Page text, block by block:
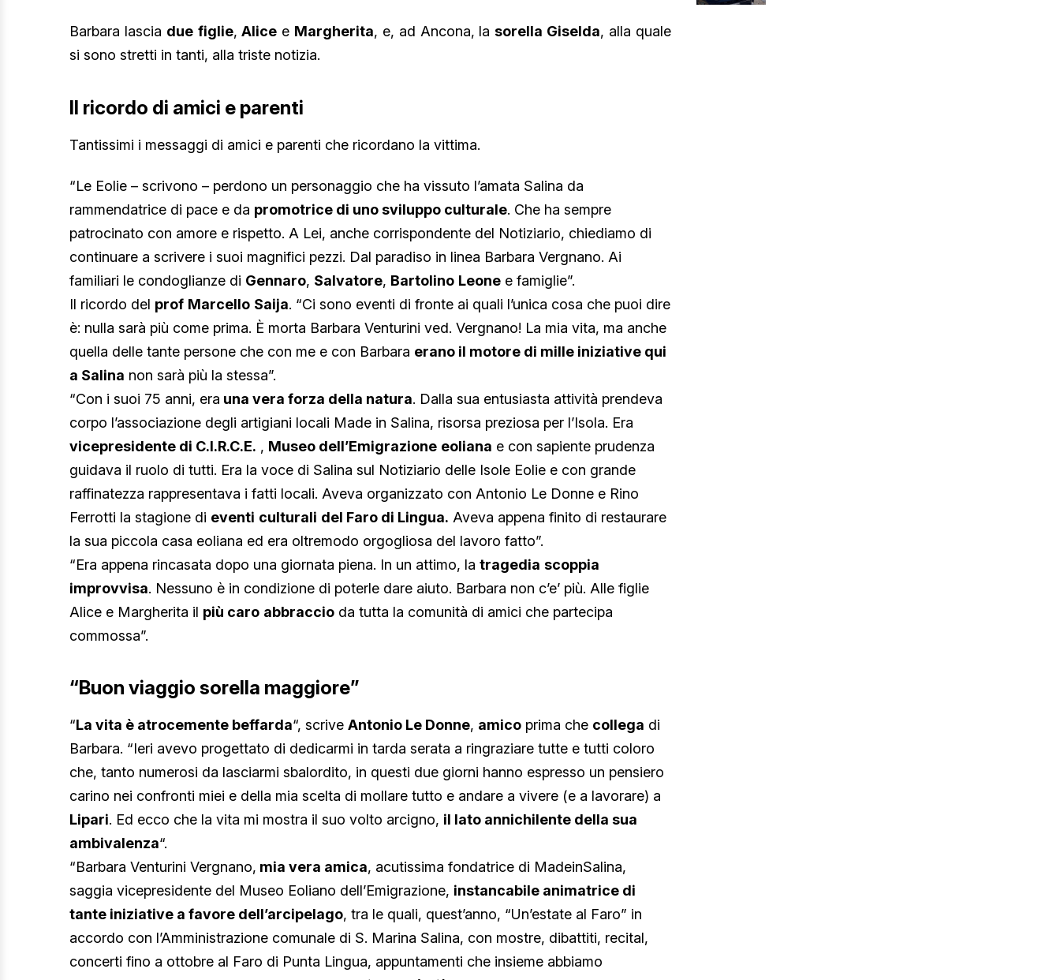
Barbara lascia due figlie,Alice e Margherita, e, ad Ancona, lasorella Giselda, alla quale
si sono stretti in tanti, alla triste notizia.
Il ricordo di amici e parenti
Tantissimi i messaggi di amici e parenti che ricordano la vittima.
“Le Eolie – scrivono – perdono un personaggio che ha vissuto l’amata Salina da
rammendatrice di pace e da promotrice di uno sviluppo culturale. Che ha sempre
patrocinato con amore e rispetto. A Lei, anche corrispondente del Notiziario, chiediamo di
continuare a scrivere i suoi magnifici pezzi. Dal paradiso in linea Barbara Vergnano. Ai
familiari le condoglianze di Gennaro, Salvatore, Bartolino Leone e famiglie”.
Il ricordo del prof Marcello Saija. “Ci sono eventi di fronte ai quali l’unica cosa che puoi dire
è: nulla sarà più come prima. È morta Barbara Venturini ved. Vergnano! La mia vita, ma anche
quella delle tante persone che con me e con Barbara erano il motore di mille iniziative qui
a Salina non sarà più la stessa”.
“Con i suoi 75 anni, era una vera forza della natura. Dalla sua entusiasta attività prendeva
corpo l’associazione degli artigiani locali Made in Salina, risorsa preziosa per l’Isola. Era
vicepresidente di C.I.R.C.E. , Museo dell’Emigrazione eoliana e con sapiente prudenza
guidava il ruolo di tutti. Era la voce di Salina sul Notiziario delle Isole Eolie e con grande
raffinatezza rappresentava i fatti locali. Aveva organizzato con Antonio Le Donne e Rino
Ferrotti la stagione di eventi culturali del Faro di Lingua. Aveva appena finito di restaurare
la sua piccola casa eoliana ed era oltremodo orgogliosa del lavoro fatto”.
“Era appena rincasata dopo una giornata piena. In un attimo, la tragedia scoppia
improvvisa. Nessuno è in condizione di poterle dare aiuto. Barbara non c’e’ più. Alle figlie
Alice e Margherita il più caro abbraccio da tutta la comunità di amici che partecipa
commossa”.
“Buon viaggio sorella maggiore”
“La vita è atrocemente beffarda“, scrive Antonio Le Donne, amico prima che collega di
Barbara. “Ieri avevo progettato di dedicarmi in tarda serata a ringraziare tutte e tutti coloro
che, tanto numerosi da lasciarmi sbalordito, in questi due giorni hanno espresso un pensiero
carino nei confronti miei e della mia scelta di mollare tutto e andare a vivere (e a lavorare) a
Lipari. Ed ecco che la vita mi mostra il suo volto arcigno, il lato annichilente della sua
ambivalenza“.
“Barbara Venturini Vergnano, mia vera amica, acutissima fondatrice di MadeinSalina,
saggia vicepresidente del Museo Eoliano dell’Emigrazione, instancabile animatrice di
tante iniziative a favore dell’arcipelago, tra le quali, quest’anno, “Un’estate al Faro” in
accordo con l’Amministrazione comunale di S. Marina Salina, con mostre, dibattiti, recital,
concerti fino a ottobre al Faro di Punta Lingua, appuntamenti che insieme abbiamo